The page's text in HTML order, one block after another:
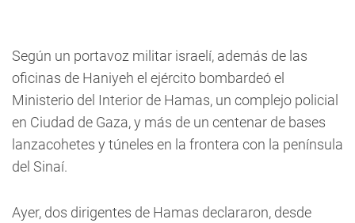
Según un portavoz militar israelí, además de las
oficinas de Haniyeh el ejército bombardeó el
Ministerio del Interior de Hamas, un complejo policial
en Ciudad de Gaza, y más de un centenar de bases
lanzacohetes y túneles en la frontera con la península
del Sinaí.
Ayer, dos dirigentes de Hamas declararon, desde